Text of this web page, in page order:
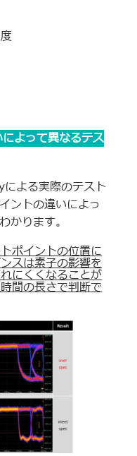
よって異なるテス
よる実際のテスト
ントの違いによっ
かります。
ポイントの位置に
スは素子の影響を
にくくなることが
間の長さで判断で